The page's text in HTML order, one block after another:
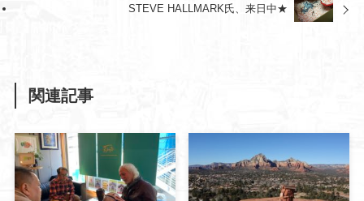
STEVE HALLMARK氏、来日中★
関連記事